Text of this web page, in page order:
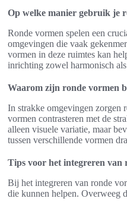
Op welke manier gebruik je
Ronde vormen spelen een
omgevingen die vaak
vormen in deze ruimtes kan
inrichting zowel harmonisch
Waarom zijn ronde vormen
In strakke omgevingen zorgen
vormen contrasteren met de
alleen visuele variatie, maar
tussen verschillende vormen
Tips voor het integreren van
Bij het integreren van ronde
die kunnen helpen. Overweeg